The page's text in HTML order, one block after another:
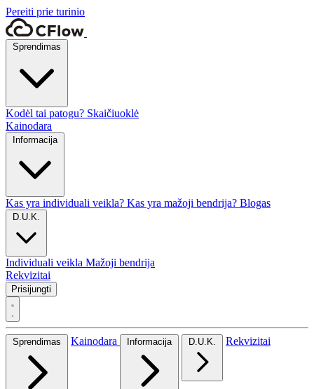
Pereiti prie turinio
Sprendimas
Kodėl tai patogu? Skaičiuoklė
Kainodara
Informacija
Kas yra individuali veikla? Kas yra mažoji bendrija? Blogas
D.U.K.
Individuali veikla Mažoji bendrija
Rekvizitai
Prisijungti
Sprendimas Kainodara Informacija D.U.K. Rekvizitai